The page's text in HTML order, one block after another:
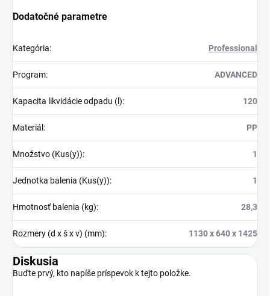
Dodatočné parametre
Kategória: Professional
Program: ADVANCED
Kapacita likvidácie odpadu (l): 120
Materiál: PP
Množstvo (Kus(y)): 1
Jednotka balenia (Kus(y)): 1
Hmotnosť balenia (kg): 28,3
Rozmery (d x š x v) (mm): 1130 x 640 x 1425
Diskusia
Buďte prvý, kto napíše príspevok k tejto položke.